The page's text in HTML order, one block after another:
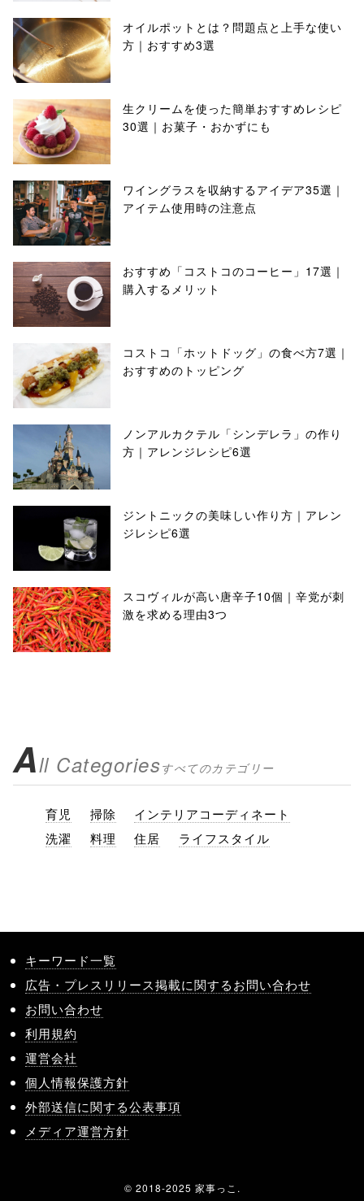
オイルポットとは？問題点と上手な使い
方｜おすすめ3選
生クリームを使った簡単おすすめレシピ
30選｜お菓子・おかずにも
ワイングラスを収納するアイデア35選｜
アイテム使用時の注意点
おすすめ「コストコのコーヒー」17選｜
購入するメリット
コストコ「ホットドッグ」の食べ方7選｜
おすすめのトッピング
ノンアルカクテル「シンデレラ」の作り
方｜アレンジレシピ6選
ジントニックの美味しい作り方｜アレン
ジレシピ6選
スコヴィルが高い唐辛子10個｜辛党が刺
激を求める理由3つ
All Categoriesすべてのカテゴリー
育児 掃除
インテリアコーディネート
洗濯
料理 住居 ライフスタイル
キーワード一覧
広告・プレスリリース掲載に関するお問い合わせ
お問い合わせ
利用規約
運営会社
個人情報保護方針
外部送信に関する公表事項
メディア運営方針
© 2018-2025 家事っこ.